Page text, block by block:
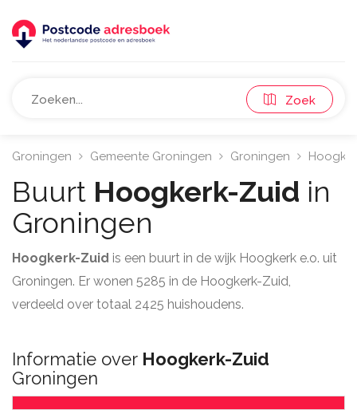
Zoek
Groningen Gemeente Groningen Groningen
Buurt Hoogkerk-Zuid in
Groningen
Hoogkerk-Zuid is een buurt in de wijk Hoogkerk e.o. uit
Groningen. Er wonen 5285 in de Hoogkerk-Zuid,
verdeeld over totaal 2425 huishoudens.
Informatie over Hoogkerk-Zuid
Groningen